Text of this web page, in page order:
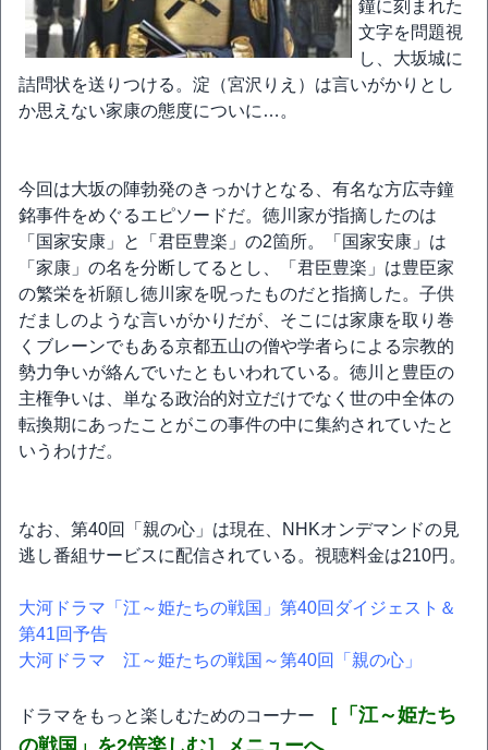
鐘に刻まれた
文字を問題視
し、大坂城に
詰問状を送りつける。淀（宮沢りえ）は言いがかりとし
か思えない家康の態度についに…。
今回は大坂の陣勃発のきっかけとなる、有名な方広寺鐘
銘事件をめぐるエピソードだ。徳川家が指摘したのは
「国家安康」と「君臣豊楽」の2箇所。「国家安康」は
「家康」の名を分断してるとし、「君臣豊楽」は豊臣家
の繁栄を祈願し徳川家を呪ったものだと指摘した。子供
だましのような言いがかりだが、そこには家康を取り巻
くブレーンでもある京都五山の僧や学者らによる宗教的
勢力争いが絡んでいたともいわれている。徳川と豊臣の
主権争いは、単なる政治的対立だけでなく世の中全体の
転換期にあったことがこの事件の中に集約されていたと
いうわけだ。
なお、第40回「親の心」は現在、NHKオンデマンドの見
逃し番組サービスに配信されている。視聴料金は210円。
大河ドラマ「江～姫たちの戦国」第40回ダイジェスト＆
第41回予告
大河ドラマ 江～姫たちの戦国～第40回「親の心」
ドラマをもっと楽しむためのコーナー
［「江～姫たち
の戦国」を2倍楽しむ］メニューへ